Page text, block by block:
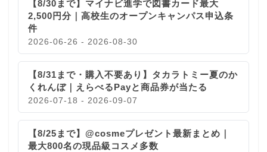
【8/30まで】マイナビ進学で図書カード最大
2,500円分｜高校生のオープンキャンパス申込条
件
2026-06-26 - 2026-08-30
【8/31まで・購入不要あり】タカラトミー夏のか
くれんぼ｜えらべるPayと商品券が当たる
2026-07-18 - 2026-09-07
【8/25まで】@cosmeプレゼント最新まとめ｜
最大800名の現品級コスメ多数